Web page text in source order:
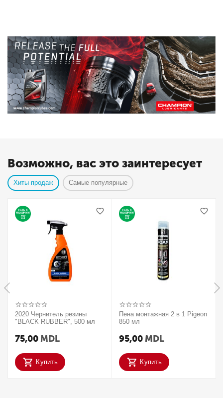
Возможно, вас это заинтересует
Хиты продаж Самые популярные
2020 Чернитель резины
"BLACK RUBBER", 500 мл
75,00 MDL
Купить
Пена монтажная 2 в 1 Pigeon
850 мл
95,00 MDL
Купить